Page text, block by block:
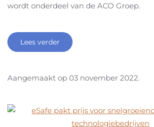
wordt onderdeel van de ACO Groep.
Lees verder
Aangemaakt op 03 november 2022.